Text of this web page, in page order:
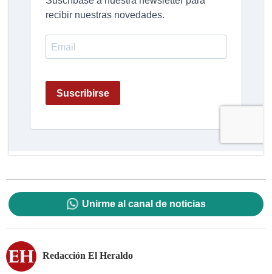
Unirme al canal de noticias
Redacción El Heraldo